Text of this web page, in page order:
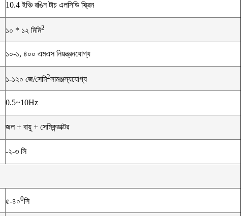
10.4 ইঞ্চি রঙিন টাচ এলসিডি স্ক্রিন
১০ * ১২ মিমি2
১০-১, ৪০০ এমএস নিয়ন্ত্রনযোগ্য
১-১২০ জে/সেমি2সামঞ্জস্যযোগ্য
0.5~10Hz
জল + বায়ু + সেমিকন্ডাক্টর
-২-৩ সি
৫-৪০0সি